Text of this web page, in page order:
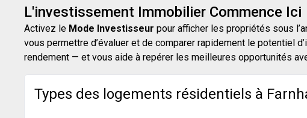
L'investissement Immobilier Commence Ici
Activez le Mode Investisseur pour afficher les propriétés sous
vous permettre d’évaluer et de comparer rapidement le potentiel
rendement — et vous aide à repérer les meilleures opportunités
Types des logements résidentiels à